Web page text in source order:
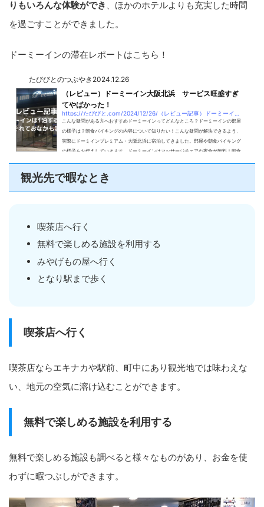
りもいろんな体験ができ 、ほかのホテルよりも充実した時間
を過ごすことができました。
ドーミーインの滞在レポートはこちら！
たびびとのつぶやき 2024.12.26
（レビュー）ドーミーイン大阪北浜 サービス旺盛すぎ
てやばかった！
こんな疑問がある方へおすすめドーミーインってどんなところ？ドーミーインの部屋
の様子は？朝食バイキングの内容について知りたい！こんな疑問が解決できるよう、
実際にドーミインプレミアム・大阪北浜に宿泊してきました。部屋や朝食バイキング
の様子をお伝えしていきます。ドーミーインはマッサージチェアや夜食が無料！朝食
してくれます！ビジホに迷ったらドーミーイン今回紹介する内容を見れば、きっとあ
なたもドーミーインに泊まってみようと思う...
観光先で暇なとき
喫茶店へ行く
無料で楽しめる施設を利用する
みやげもの屋へ行く
となり駅まで歩く
喫茶店へ行く
喫茶店ならエキナカや駅前、町中にあり観光地では味わえな
い、地元の空気に溶け込むことができます。
無料で楽しめる施設を利用する
無料で楽しめる施設も調べると様々なものがあり、お金を使
わずに暇つぶしができます。